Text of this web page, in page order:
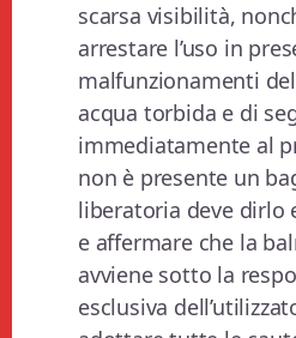
scarsa visibilità,
arrestare l’uso in
malfunzionamenti
acqua torbida e di
immediatamente al
non è presente un
liberatoria deve dirlo
e affermare che la
avviene sotto la
esclusiva